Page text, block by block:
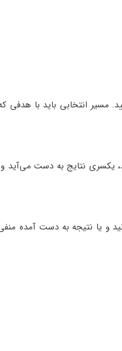
مسیر انتخابی باید با هدفی
یکسری نتایج به دست می‌آید
و یا نتیجه به دست آمده